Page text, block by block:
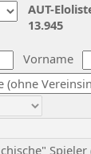
Vorname
Spieler
AUT-
13.945